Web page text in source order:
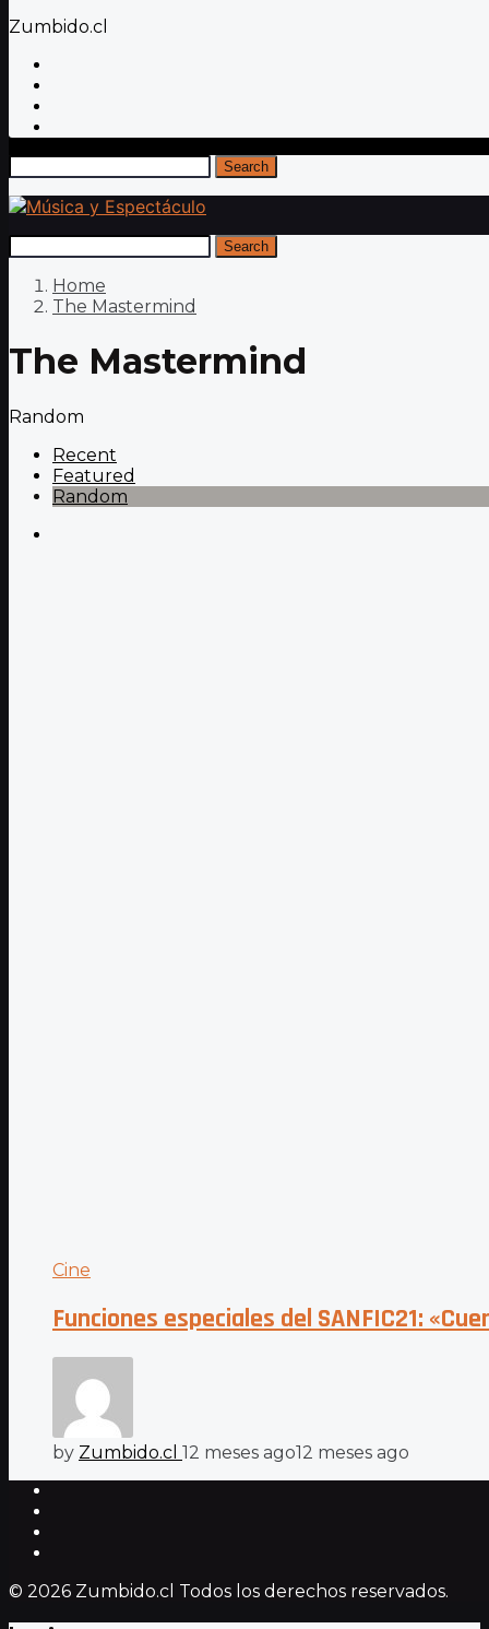
Zumbido.cl
Search
Search
Home
The Mastermind
The Mastermind
Random
Recent
Featured
Random
Cine
Funciones especiales del SANFIC21:
by Zumbido.cl 12 meses ago12 meses ago
© 2026 Zumbido.cl Todos los derechos reservados.